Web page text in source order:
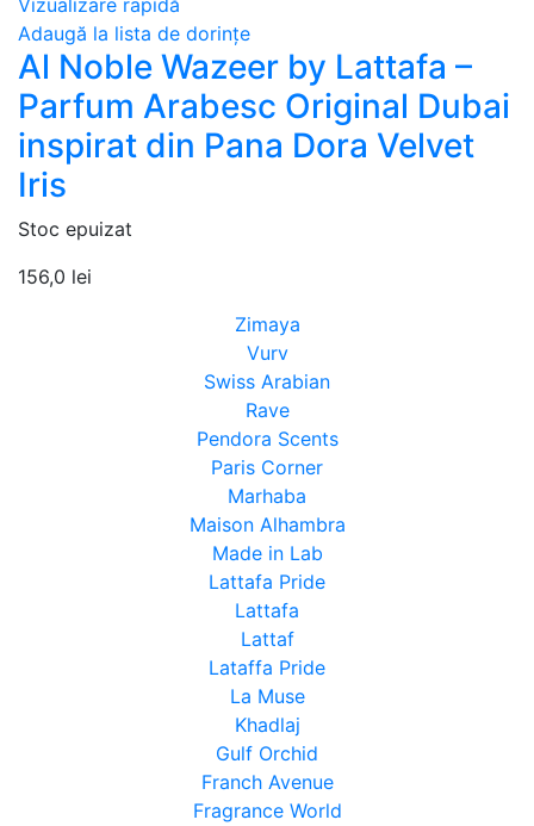
Vizualizare rapidă
Adaugă la lista de dorințe
Al Noble Wazeer by Lattafa –
Parfum Arabesc Original Dubai
inspirat din Pana Dora Velvet
Iris
Stoc epuizat
156,0 lei
Zimaya
Vurv
Swiss Arabian
Rave
Pendora Scents
Paris Corner
Marhaba
Maison Alhambra
Made in Lab
Lattafa Pride
Lattafa
Lattaf
Lataffa Pride
La Muse
Khadlaj
Gulf Orchid
Franch Avenue
Fragrance World